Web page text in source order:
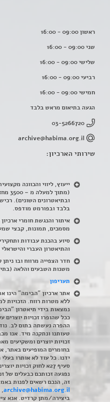
ראשון 09:00 - 16:00
שני 09:00 - 16:00
שלישי 09:00 - 16:00
רביעי 09:00 - 16:00
חמישי 09:00 - 16:00
הגעה בתיאום מראש בלבד
03-5266720
archive@habima.org.il
שירותי הארכיון:
ייעוץ, ליווי והכוונה
ובתיאטרונים השונים).
בלבד ובפורמט מודפס.
איתור והנגשת חומרי ארכיון
מסמכים, תמונות, קבצי
סיוע בהכנת עבודות
והתיאטרון העברי
משנות השבעים והלאה
תעריפון
אתר ארכיון "הבימה" הינו
ללא מטרות רווח. הזכויות
נמצאות בידי תיאטרון
ככל שהופרו זכויות
ההפרה נעשתה בתום לב.
טעותנו ונתקנה מיד. אנו
זכויות יוצרים ומשקיעים
בחומרים המופיעים באתר,
ידנו. כל עוד לא אותרו
נפגעה זכותכם כבעלים של
זה, הנכם רשאים לפנות
archive@habima.org.il
,
ביצירה/מתן קרדיט. אנא